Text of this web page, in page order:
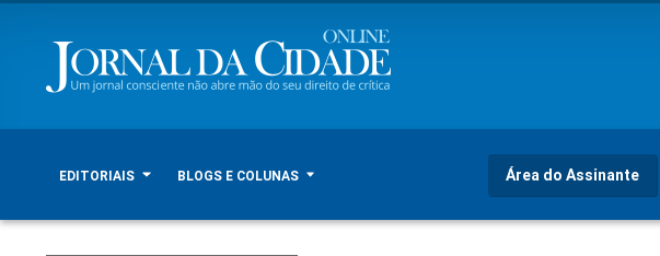
EDITORIAIS BLOGS E COLUNAS Área do Assinante